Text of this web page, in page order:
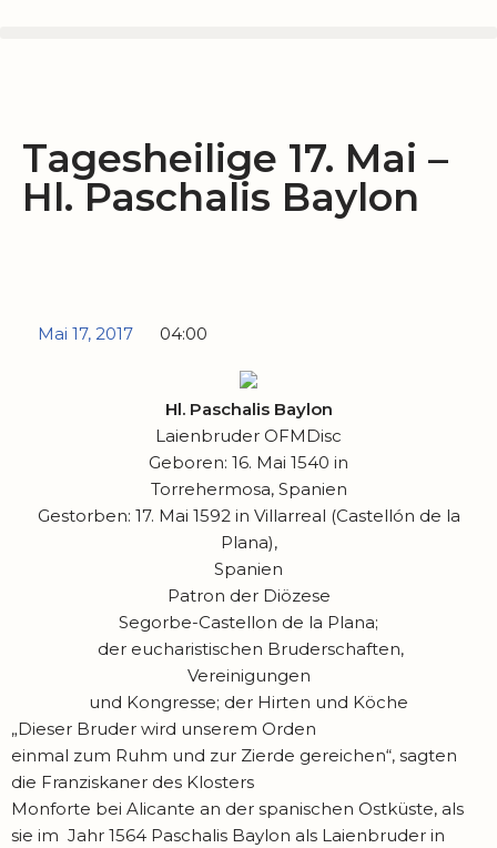
Tagesheilige 17. Mai –
Hl. Paschalis Baylon
Mai 17, 2017 04:00
Hl. Paschalis Baylon
Laienbruder OFMDisc
Geboren: 16. Mai 1540 in
Torrehermosa, Spanien
Gestorben: 17. Mai 1592 in Villarreal (Castellón de la
Plana),
Spanien
Patron der Diözese
Segorbe-Castellon de la Plana;
der eucharistischen Bruderschaften,
Vereinigungen
und Kongresse; der Hirten und Köche
„Dieser Bruder wird unserem Orden
einmal zum Ruhm und zur Zierde gereichen“, sagten
die Franziskaner des Klosters
Monforte bei Alicante an der spanischen Ostküste, als
sie im Jahr 1564 Paschalis Baylon als Laienbruder in